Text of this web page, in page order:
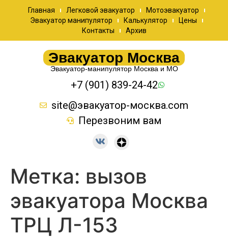
Главная Легковой эвакуатор
Мотоэвакуатор
Эвакуатор манипулятор
Калькулятор
Цены
Контакты
Архив
Эвакуатор Москва
Эвакуатор-манипулятор Москва и МО
+7 (901) 839-24-42
site@эвакуатор-москва.com
Перезвоним вам
Метка: вызов
эвакуатора Москва
ТРЦ Л-153